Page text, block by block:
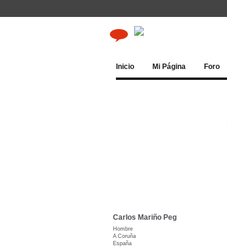
Inicio Mi Página Foro
Carlos Mariño Peg
Hombre
A Coruña
España